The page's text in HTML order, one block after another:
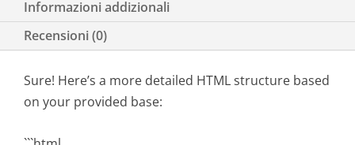
Informazioni addizionali
Recensioni (0)
Sure! Here’s a more detailed HTML structure based
on your provided base: